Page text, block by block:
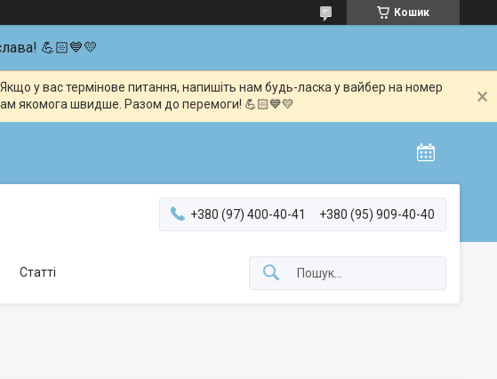
Кошик
💪🏻💙💛
у вас термінове питання, напишіть нам будь-ласка у вайбер на номер
якомога швидше. Разом до перемоги! 💪🏻💙💛
+380 (97) 400-40-41 +380 (95) 909-40-40
Статті